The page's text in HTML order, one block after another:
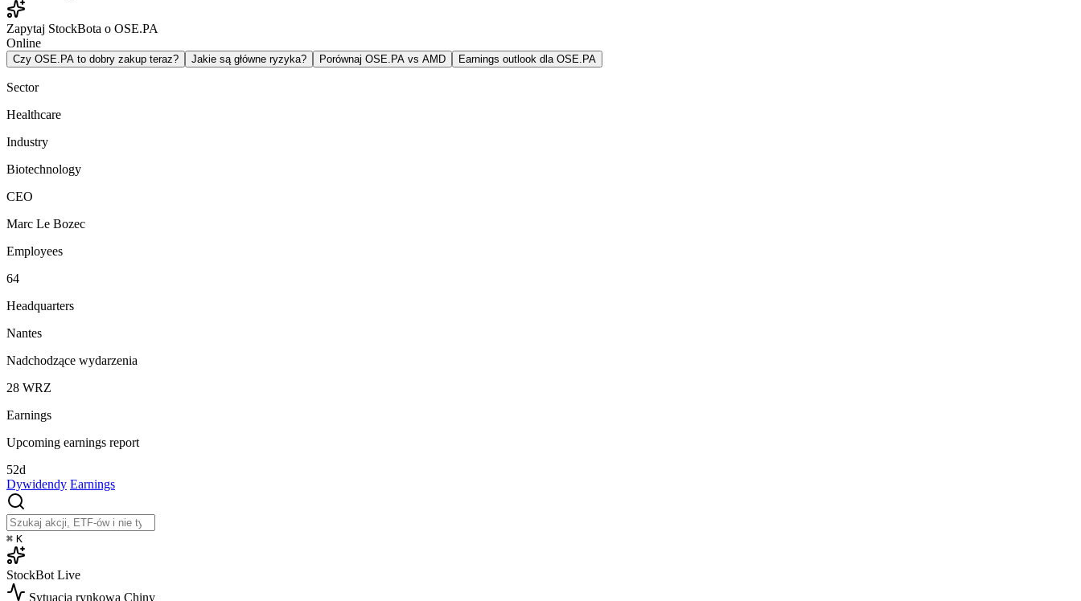
Zapytaj StockBota o OSE.PA
Online
Czy OSE.PA to dobry zakup teraz? Jakie są główne ryzyka? Porównaj OSE.PA vs AMD Earnings outlook dla OSE.PA
Sector
Healthcare
Industry
Biotechnology
CEO
Marc Le Bozec
Employees
64
Headquarters
Nantes
Nadchodzące wydarzenia
28 WRZ
Earnings
Upcoming earnings report
52d
Dywidendy Earnings
⌘ K
StockBot Live
Sytuacja rynkowa Chiny